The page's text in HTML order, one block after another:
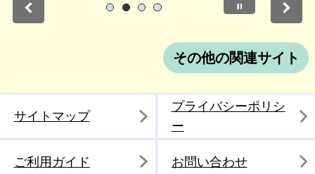
停止
その他の関連サイト
サイトマップ
プライバシーポリシ
ー
ご利用ガイド お問い合わせ